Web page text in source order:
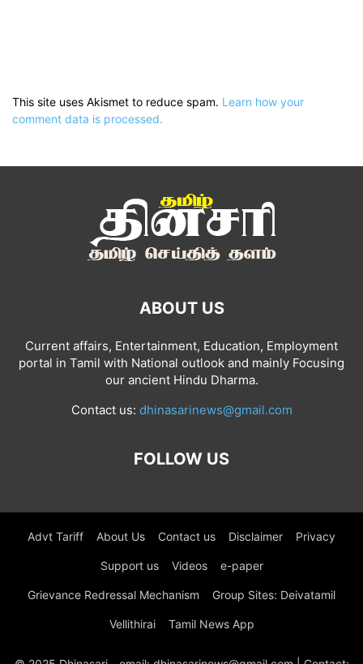
This site uses Akismet to reduce spam. Learn how your
comment data is processed.
ABOUT US
Current affairs, Entertainment, Education, Employment
portal in Tamil with National outlook and mainly Focusing
our ancient Hindu Dharma.
Contact us: dhinasarinews@gmail.com
FOLLOW US
Advt Tariff About Us Contact us Disclaimer Privacy
Support us Videos e-paper
Grievance Redressal Mechanism Group Sites: Deivatamil
Vellithirai Tamil News App